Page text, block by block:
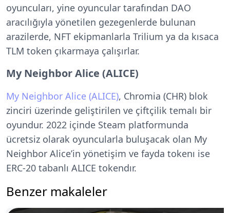
oyuncuları, yine oyuncular tarafından DAO
aracılığıyla yönetilen gezegenlerde bulunan
arazilerde, NFT ekipmanlarla Trilium ya da kısaca
TLM token çıkarmaya çalışırlar.
My Neighbor Alice (ALICE)
My Neighbor Alice (ALICE), Chromia (CHR) blok
zinciri üzerinde geliştirilen ve çiftçilik temalı bir
oyundur. 2022 içinde Steam platformunda
ücretsiz olarak oyuncularla buluşacak olan My
Neighbor Alice’in yönetişim ve fayda tokenı ise
ERC-20 tabanlı ALICE tokendır.
Benzer makaleler